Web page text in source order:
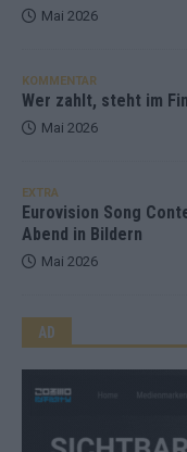
Mai 2026
KOMMENTAR
Wer zahlt, steht im
Mai 2026
EXTRA
Eurovision Song
Abend in Bildern
Mai 2026
AD